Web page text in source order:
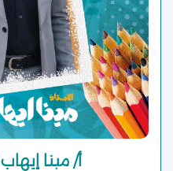
Mr. Chem / أ/ مينا إيهاب